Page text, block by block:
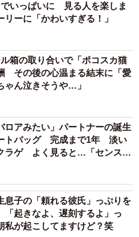
いっぱいに 見る人を楽しま
リーに「かわいすぎる！」
箱の取り合いで「ポコスカ猫
その後の心温まる結末に「愛
ゃん泣きそうや…」
ロアみたい」パートナーの誕生
トバッグ 完成まで1年 淡い
ラゲ よく見ると…「センスす
息子の「頼れる彼氏」っぷりを
起きなよ、遅刻するよ」っ
が起こしてますけど？笑